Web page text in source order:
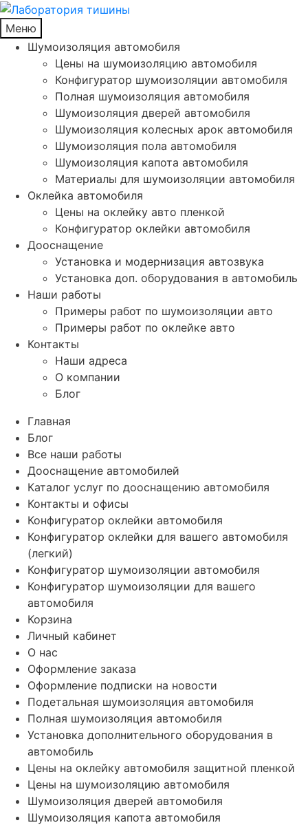
Меню
Шумоизоляция автомобиля
Цены на шумоизоляцию автомобиля
Конфигуратор шумоизоляции автомобиля
Полная шумоизоляция автомобиля
Шумоизоляция дверей автомобиля
Шумоизоляция колесных арок автомобиля
Шумоизоляция пола автомобиля
Шумоизоляция капота автомобиля
Материалы для шумоизоляции автомобиля
Оклейка автомобиля
Цены на оклейку авто пленкой
Конфигуратор оклейки автомобиля
Дооснащение
Установка и модернизация автозвука
Установка доп. оборудования в автомобиль
Наши работы
Примеры работ по шумоизоляции авто
Примеры работ по оклейке авто
Контакты
Наши адреса
О компании
Блог
Главная
Блог
Все наши работы
Дооснащение автомобилей
Каталог услуг по дооснащению автомобиля
Контакты и офисы
Конфигуратор оклейки автомобиля
Конфигуратор оклейки для вашего автомобиля
(легкий)
Конфигуратор шумоизоляции автомобиля
Конфигуратор шумоизоляции для вашего
автомобиля
Корзина
Личный кабинет
О нас
Оформление заказа
Оформление подписки на новости
Подетальная шумоизоляция автомобиля
Полная шумоизоляция автомобиля
Установка дополнительного оборудования в
автомобиль
Цены на оклейку автомобиля защитной пленкой
Цены на шумоизоляцию автомобиля
Шумоизоляция дверей автомобиля
Шумоизоляция капота автомобиля